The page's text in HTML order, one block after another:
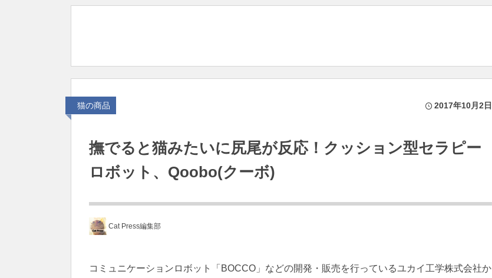
猫の商品 2017年10月2日
撫でると猫みたいに尻尾が反応！クッション型セラピー
ロボット、Qoobo(クーボ)
Cat Press編集部
コミュニケーションロボット「BOCCO」などの開発・販売を行っているユカイ工学株式会社か